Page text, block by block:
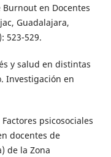
en Docentes
Guadalajara,
523-529.
y salud en distintas
Investigación en
psicosociales
docentes de
de la Zona